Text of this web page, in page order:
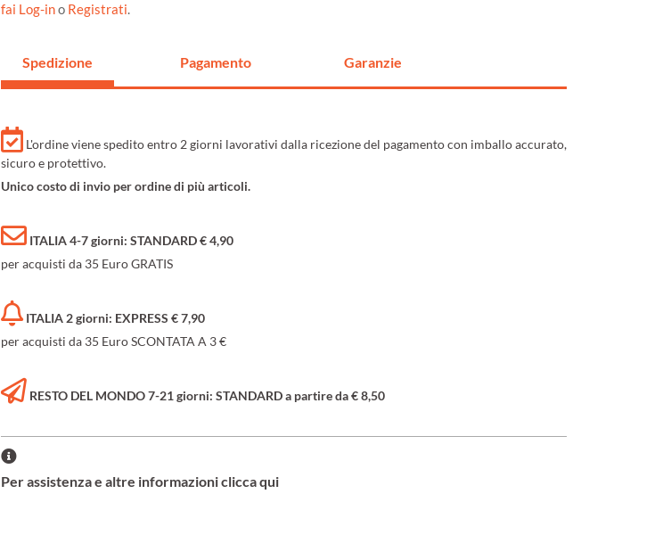
fai Log-ino Registrati.
Spedizione Pagamento Garanzie
L'ordine viene spedito entro 2 giorni lavorativi dalla ricezione del pagamento con imballo accurato,
sicuro e protettivo.
Unico costo di invio per ordine di più articoli.
ITALIA 4-7 giorni: STANDARD € 4,90
per acquisti da 35 Euro GRATIS
ITALIA 2 giorni: EXPRESS € 7,90
per acquisti da 35 Euro SCONTATA A 3 €
RESTO DEL MONDO 7-21 giorni: STANDARD a partire da € 8,50
Per assistenza e altre informazioni clicca qui